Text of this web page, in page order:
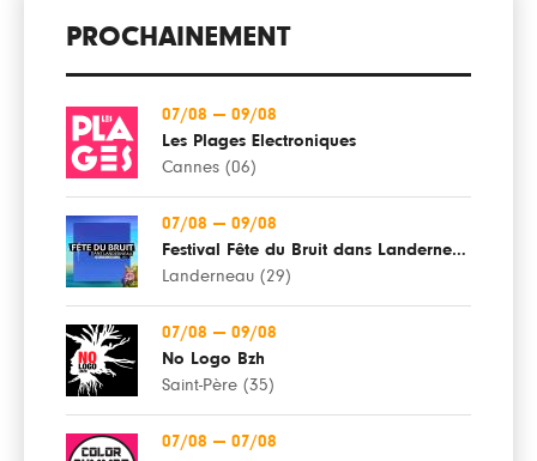
PROCHAINEMENT
07/08 — 09/08
Les Plages Electroniques
Cannes (06)
07/08 — 09/08
Festival Fête du Bruit dans Landerneau
Landerneau (29)
07/08 — 09/08
No Logo Bzh
Saint-Père (35)
07/08 — 07/08